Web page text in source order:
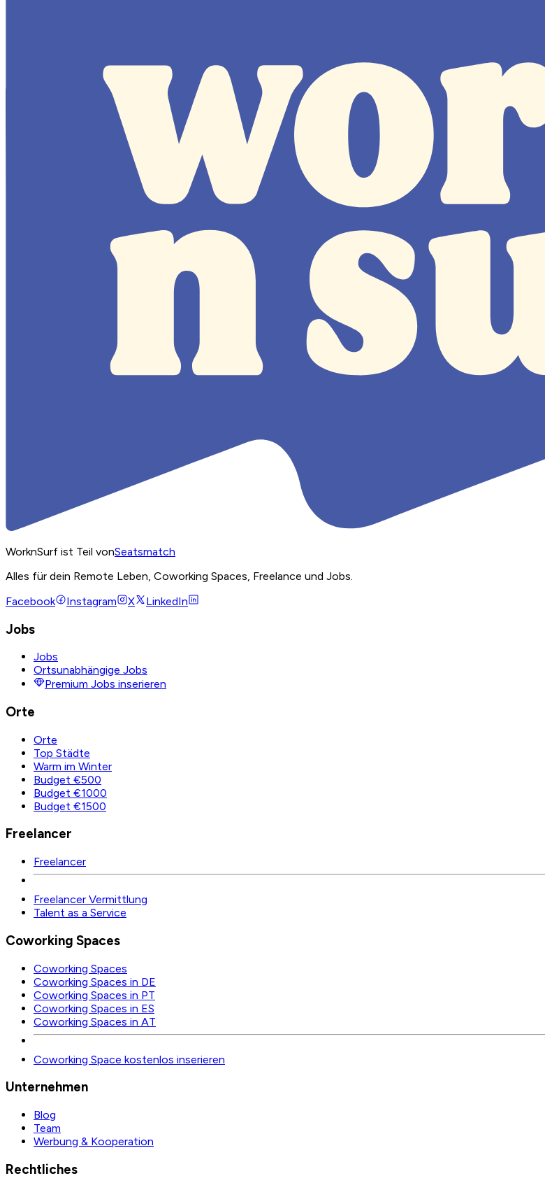
WorknSurf ist Teil vonSeatsmatch
Alles für dein Remote Leben, Coworking Spaces, Freelance und Jobs.
Facebook
Instagram X LinkedIn
Jobs
Jobs
Ortsunabhängige Jobs
Premium Jobs inserieren
Orte
Orte
Top Städte
Warm im Winter
Budget €500
Budget €1000
Budget €1500
Freelancer
Freelancer
Freelancer Vermittlung
Talent as a Service
Coworking Spaces
Coworking Spaces
Coworking Spaces in DE
Coworking Spaces in PT
Coworking Spaces in ES
Coworking Spaces in AT
Coworking Space kostenlos inserieren
Unternehmen
Blog
Team
Werbung & Kooperation
Rechtliches